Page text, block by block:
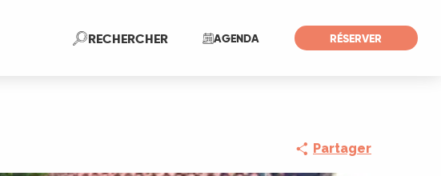
AGENDA RÉSERVER
RECHERCHERRecherche
Partager